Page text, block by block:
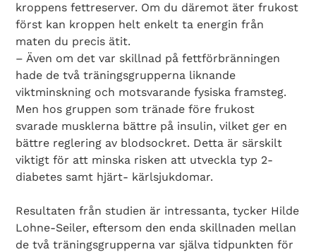
kroppens fettreserver. Om du däremot äter frukost
först kan kroppen helt enkelt ta energin från
maten du precis ätit.
– Även om det var skillnad på fettförbränningen
hade de två träningsgrupperna liknande
viktminskning och motsvarande fysiska framsteg.
Men hos gruppen som tränade före frukost
svarade musklerna bättre på insulin, vilket ger en
bättre reglering av blodsockret. Detta är särskilt
viktigt för att minska risken att utveckla typ 2-
diabetes samt hjärt- kärlsjukdomar.
Resultaten från studien är intressanta, tycker Hilde
Lohne-Seiler, eftersom den enda skillnaden mellan
de två träningsgrupperna var själva tidpunkten för